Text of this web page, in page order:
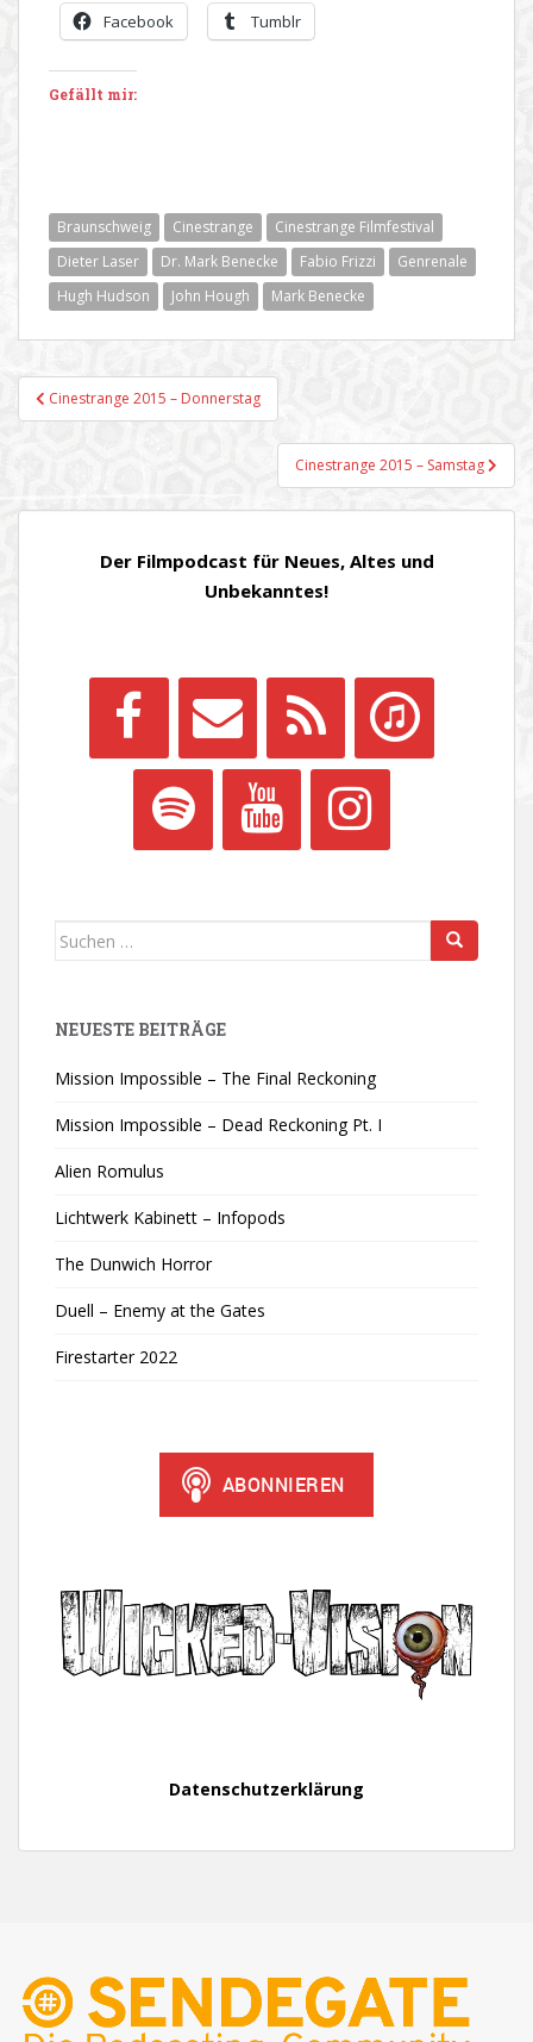
Facebook Tumblr
Gefällt mir:
Braunschweig Cinestrange
Cinestrange Filmfestival
Dieter Laser
Dr. Mark Benecke Fabio Frizzi
Genrenale
Hugh Hudson
John Hough Mark Benecke
Beitragsnavigation
Cinestrange 2015 – Donnerstag
Cinestrange 2015 – Samstag
Der Filmpodcast für Neues, Altes und
Unbekanntes!
Suchen
NEUESTE BEITRÄGE
Mission Impossible – The Final Reckoning
Mission Impossible – Dead Reckoning Pt. I
Alien Romulus
Lichtwerk Kabinett – Infopods
The Dunwich Horror
Duell – Enemy at the Gates
Firestarter 2022
Datenschutzerklärung